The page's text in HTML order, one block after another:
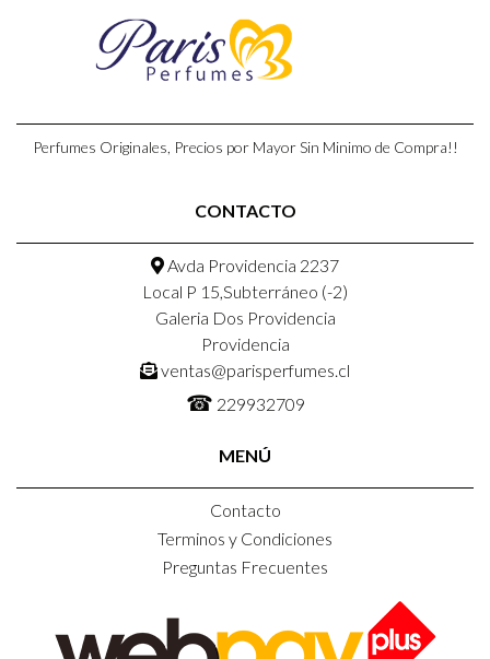
Perfumes Originales, Precios por Mayor Sin Minimo de Compra!!
CONTACTO
Avda Providencia 2237
Local P 15,Subterráneo (-2)
Galeria Dos Providencia
Providencia
ventas@parisperfumes.cl
☎ 229932709
MENÚ
Contacto
Terminos y Condiciones
Preguntas Frecuentes